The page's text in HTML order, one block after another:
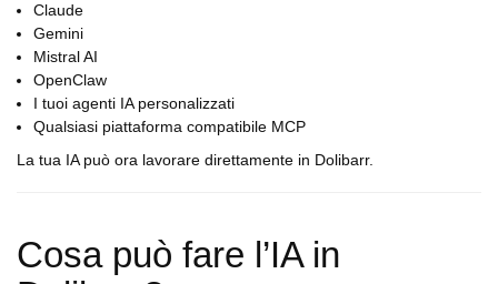
Claude
Gemini
Mistral AI
OpenClaw
I tuoi agenti IA personalizzati
Qualsiasi piattaforma compatibile MCP
La tua IA può ora lavorare direttamente in Dolibarr.
Cosa può fare l’IA in